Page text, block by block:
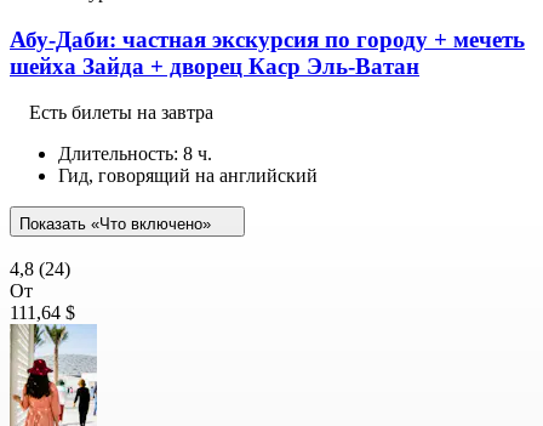
Абу-Даби: частная экскурсия по городу + мечеть
шейха Зайда + дворец Каср Эль-Ватан
Есть билеты на завтра
Длительность: 8 ч.
Гид, говорящий на английский
Показать «Что включено»
4,8 (24)
От
111,64 $